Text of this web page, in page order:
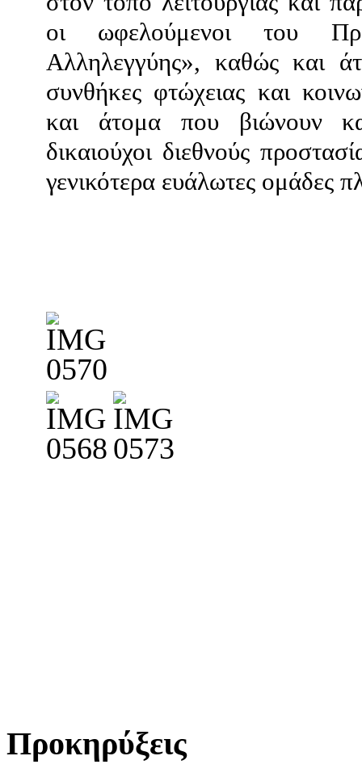
οι ωφελούμενοι του
Αλληλεγγύης», καθώς και
συνθήκες φτώχειας και
και άτομα που βιώνουν
δικαιούχοι διεθνούς
γενικότερα ευάλωτες ομάδες
Προκηρύξεις